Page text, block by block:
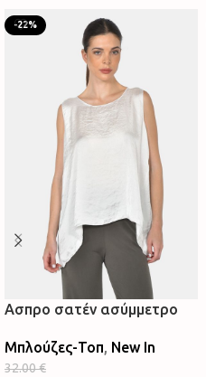
-22%
Ασπρο σατέν ασύμμετρο
Μπλούζες-Τοπ, New In
32.00€